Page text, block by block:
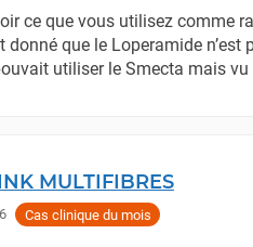
ce que vous utilisez comme
donné que le Loperamide
utiliser le Smecta mais
MULTIFIBRES
Cas clinique du mois